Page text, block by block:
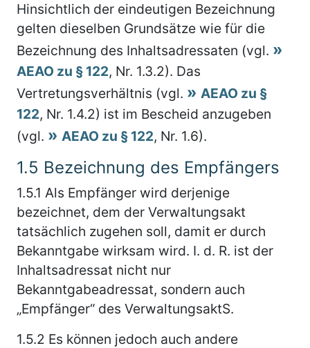
Hinsichtlich der eindeutigen Bezeichnung
gelten dieselben Grundsätze wie für die
Bezeichnung des Inhaltsadressaten (vgl.
AEAO zu § 122, Nr. 1.3.2). Das
Vertretungsverhältnis (vgl.
AEAO zu §
122, Nr. 1.4.2) ist im Bescheid anzugeben
(vgl.
AEAO zu § 122, Nr. 1.6).
1.5 Bezeichnung des Empfängers
1.5.1 Als Empfänger wird derjenige
bezeichnet, dem der Verwaltungsakt
tatsächlich zugehen soll, damit er durch
Bekanntgabe wirksam wird. I. d. R. ist der
Inhaltsadressat nicht nur
Bekanntgabeadressat, sondern auch
„Empfänger“ des VerwaltungsaktS.
1.5.2 Es können jedoch auch andere